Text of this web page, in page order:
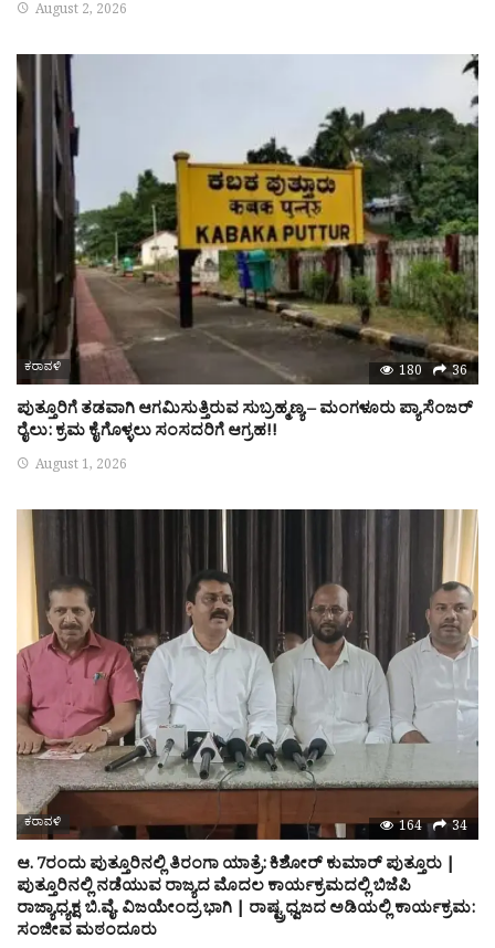
August 2, 2026
ಕರಾವಳಿ 180 36
ಪುತ್ತೂರಿಗೆ ತಡವಾಗಿ ಆಗಮಿಸುತ್ತಿರುವ ಸುಬ್ರಹ್ಮಣ್ಯ – ಮಂಗಳೂರು ಪ್ಯಾಸೆಂಜರ್
ರೈಲು: ಕ್ರಮ ಕೈಗೊಳ್ಳಲು ಸಂಸದರಿಗೆ ಆಗ್ರಹ!!
August 1, 2026
ಕರಾವಳಿ 164 34
ಆ. 7ರಂದು ಪುತ್ತೂರಿನಲ್ಲಿ ತಿರಂಗಾ ಯಾತ್ರೆ: ಕಿಶೋರ್ ಕುಮಾರ್ ಪುತ್ತೂರು |
ಪುತ್ತೂರಿನಲ್ಲಿ ನಡೆಯುವ ರಾಜ್ಯದ ಮೊದಲ ಕಾರ್ಯಕ್ರಮದಲ್ಲಿ ಬಿಜೆಪಿ
ರಾಜ್ಯಾಧ್ಯಕ್ಷ ಬಿ.ವೈ. ವಿಜಯೇಂದ್ರ ಭಾಗಿ | ರಾಷ್ಟ್ರಧ್ವಜದ ಅಡಿಯಲ್ಲಿ ಕಾರ್ಯಕ್ರಮ:
ಸಂಜೀವ ಮಠಂದೂರು